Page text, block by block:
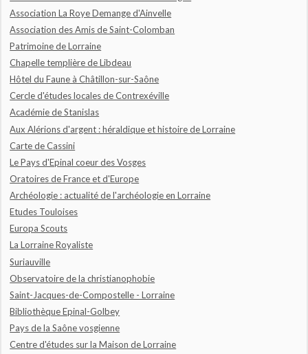
Association La Roye Demange d'Ainvelle
Association des Amis de Saint-Colomban
Patrimoine de Lorraine
Chapelle templière de Libdeau
Hôtel du Faune à Châtillon-sur-Saône
Cercle d'études locales de Contrexéville
Académie de Stanislas
Aux Alérions d'argent : héraldique et histoire de Lorraine
Carte de Cassini
Le Pays d'Epinal coeur des Vosges
Oratoires de France et d'Europe
Archéologie : actualité de l'archéologie en Lorraine
Etudes Touloises
Europa Scouts
La Lorraine Royaliste
Suriauville
Observatoire de la christianophobie
Saint-Jacques-de-Compostelle - Lorraine
Bibliothèque Epinal-Golbey
Pays de la Saône vosgienne
Centre d'études sur la Maison de Lorraine